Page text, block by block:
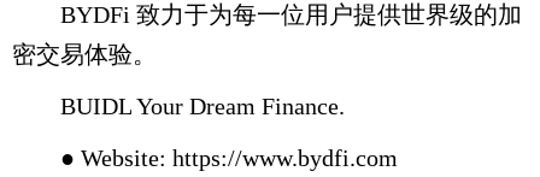
BYDFi 致力于为每一位用户提供世界级的加
密交易体验。
BUIDL Your Dream Finance.
● Website: https://www.bydfi.com